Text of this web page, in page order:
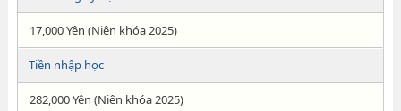
17,000 Yên (Niên khóa 2025)
Tiền nhập học
282,000 Yên (Niên khóa 2025)